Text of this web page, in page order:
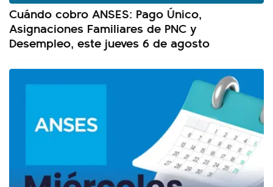
Cuándo cobro ANSES: Pago Único,
Asignaciones Familiares de PNC y
Desempleo, este jueves 6 de agosto